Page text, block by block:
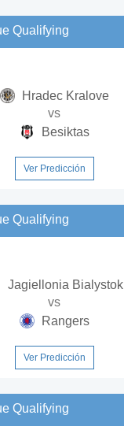
Qualifying
Hradec Kralove
vs
Besiktas
Ver Predicción
Qualifying
Jagiellonia Bialystok
vs
Rangers
Ver Predicción
Qualifying